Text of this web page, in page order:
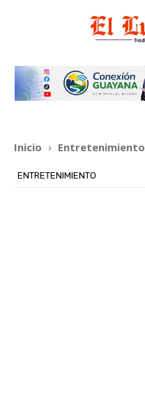
Inicio Entretenimiento
ENTRETENIMIENTO